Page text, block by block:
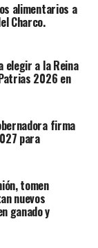
alimentarios a
Charco.
elegir a la Reina
2026 en
firma
para
tomen
nuevos
ganado y